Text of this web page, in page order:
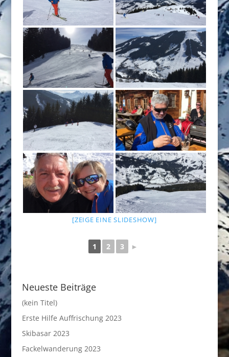
[ZEIGE EINE SLIDESHOW]
1 2 3 ►
Neueste Beiträge
(kein Titel)
Erste Hilfe Auffrischung 2023
Skibasar 2023
Fackelwanderung 2023